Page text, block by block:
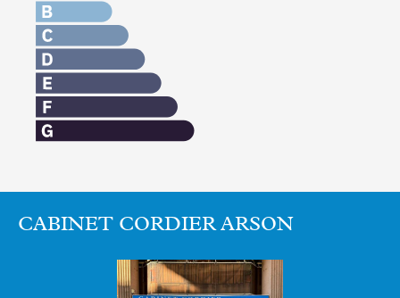
CABINET CORDIER ARSON